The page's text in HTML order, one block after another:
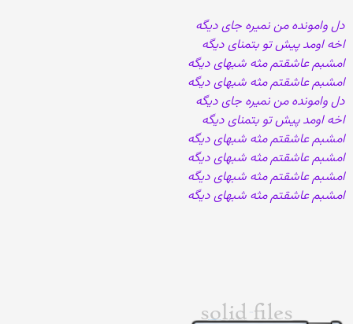
دل وامونده من نمیره جای دیگه
اخه اومد پیش تو بتمنای دیگه
امشبم عاشقتم مثه شبهای دیگه
امشبم عاشقتم مثه شبهای دیگه
دل وامونده من نمیره جای دیگه
اخه اومد پیش تو بتمنای دیگه
امشبم عاشقتم مثه شبهای دیگه
امشبم عاشقتم مثه شبهای دیگه
امشبم عاشقتم مثه شبهای دیگه
امشبم عاشقتم مثه شبهای دیگه